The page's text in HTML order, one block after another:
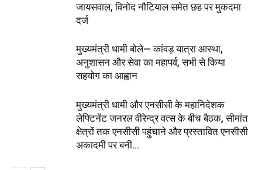
जायसवाल, विनोद नौटियाल समेत छह पर मुकदमा
दर्ज
मुख्यमंत्री धामी बोले— कांवड़ यात्रा आस्था,
अनुशासन और सेवा का महापर्व, सभी से किया
सहयोग का आह्वान
मुख्यमंत्री धामी और एनसीसी के महानिदेशक
लेफ्टिनेंट जनरल वीरेन्द्र वत्स के बीच बैठक, सीमांत
क्षेत्रों तक एनसीसी पहुंचाने और प्रस्तावित एनसीसी
अकादमी पर बनी...